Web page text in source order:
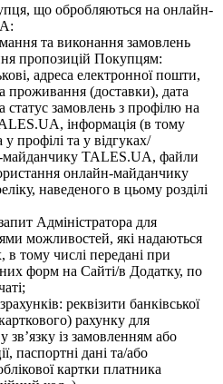
що обробляються на онлайн-
та виконання замовлень
пропозицій Покупцям:
адреса електронної пошти,
проживання (доставки), дата
статус замовлень з профілю на
інформація (в тому
профілі та у відгуках/
майданчику TALES.UA, файли
онлайн-майданчику
наведеного в цьому розділі
Адміністратора для
можливостей, які надаються
в тому числі передані при
форм на Сайті/в Додатку, по
реквізити банківської
рахунку для
зв’язку із замовленням або
паспортні дані та/або
картки платника